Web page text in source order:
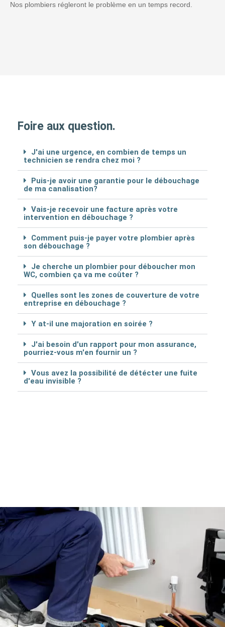
Nos plombiers régleront le problème en un temps record.
Foire aux question.
J'ai une urgence, en combien de temps un
technicien se rendra chez moi ?
Puis-je avoir une garantie pour le débouchage
de ma canalisation?
Vais-je recevoir une facture après votre
intervention en débouchage ?
Comment puis-je payer votre plombier après
son débouchage ?
Je cherche un plombier pour déboucher mon
WC, combien ça va me coûter ?
Quelles sont les zones de couverture de votre
entreprise en débouchage ?
Y at-il une majoration en soirée ?
J'ai besoin d'un rapport pour mon assurance,
pourriez-vous m'en fournir un ?
Vous avez la possibilité de détécter une fuite
d'eau invisible ?